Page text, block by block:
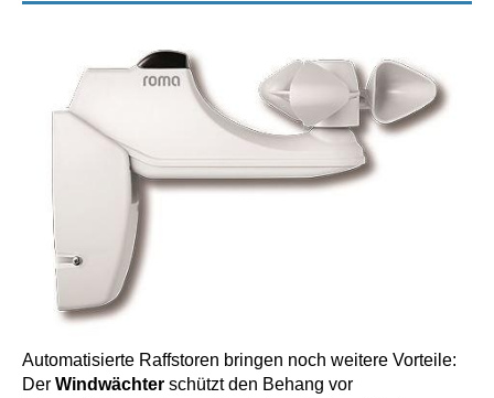
Automatisierte Raffstoren bringen noch weitere Vorteile:
Der Windwächter schützt den Behang vor